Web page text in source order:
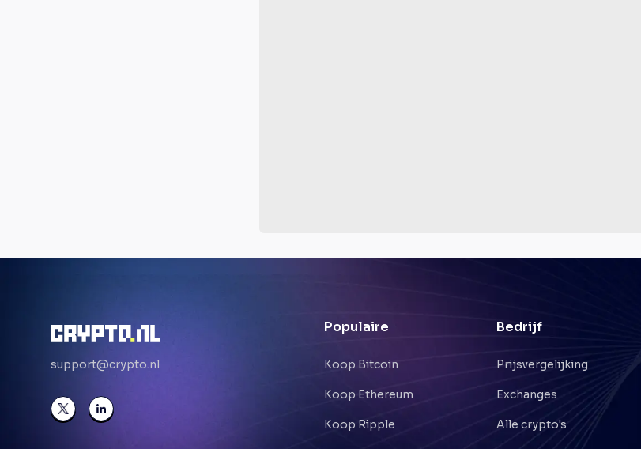
support@crypto.nl
Populaire
Koop Bitcoin
Koop Ethereum
Koop Ripple
Bedrijf
Prijsvergelijking
Exchanges
Alle crypto's